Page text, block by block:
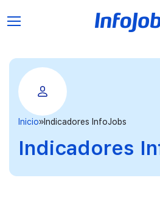
Inicio Indicadores InfoJobs
Indicadores